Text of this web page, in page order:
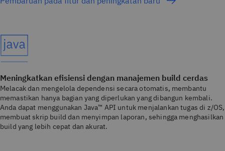
Meningkatkan efisiensi dengan manajemen build cerdas
Melacak dan mengelola dependensi secara otomatis, membantu
memastikan hanya bagian yang diperlukan yang dibangun kembali.
Anda dapat menggunakan Java™ API untuk menjalankan tugas di z/OS,
membuat skrip build dan menyimpan laporan, sehingga menghasilkan
build yang lebih cepat dan akurat.